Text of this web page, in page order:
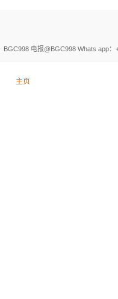
电报@BGC998 Whats app：
主页